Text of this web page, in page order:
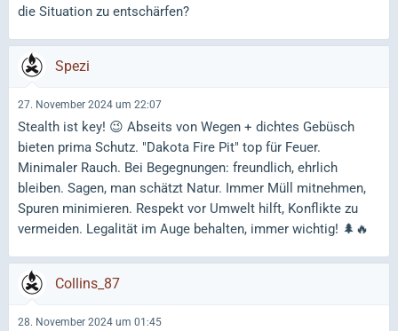
die Situation zu entschärfen?
Spezi
27. November 2024 um 22:07
Stealth ist key! 😉 Abseits von Wegen + dichtes Gebüsch
bieten prima Schutz. "Dakota Fire Pit" top für Feuer.
Minimaler Rauch. Bei Begegnungen: freundlich, ehrlich
bleiben. Sagen, man schätzt Natur. Immer Müll mitnehmen,
Spuren minimieren. Respekt vor Umwelt hilft, Konflikte zu
vermeiden. Legalität im Auge behalten, immer wichtig! 🌲🔥
Collins_87
28. November 2024 um 01:45